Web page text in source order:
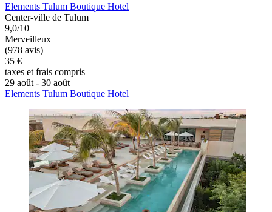
Elements Tulum Boutique Hotel
Center-ville de Tulum
9,0/10
Merveilleux
(978 avis)
35 €
taxes et frais compris
29 août - 30 août
Elements Tulum Boutique Hotel